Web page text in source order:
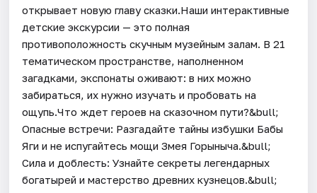
открывает новую главу сказки.Наши интерактивные
детские экскурсии — это полная
противоположность скучным музейным залам. В 21
тематическом пространстве, наполненном
загадками, экспонаты оживают: в них можно
забираться, их нужно изучать и пробовать на
ощупь.Что ждет героев на сказочном пути?&bull;
Опасные встречи: Разгадайте тайны избушки Бабы
Яги и не испугайтесь мощи Змея Горыныча.&bull;
Сила и доблесть: Узнайте секреты легендарных
богатырей и мастерство древних кузнецов.&bull;